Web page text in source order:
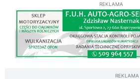
REKLAMA
REKLAMA